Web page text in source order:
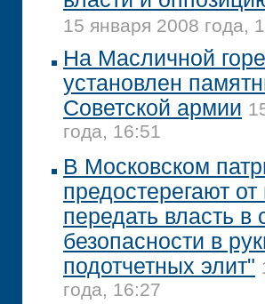
15 января 2008 года,
На Масличной
установлен
Советской армии
года, 16:51
В Московском
предостерегают
передать власть в
безопасности в
подотчетных элит"
года, 16:27